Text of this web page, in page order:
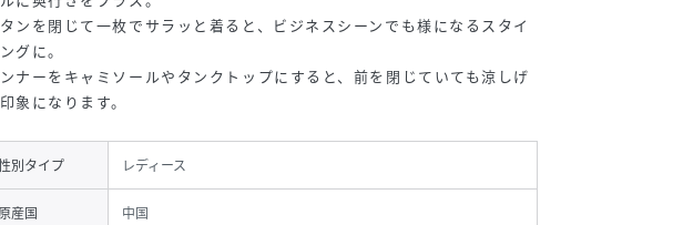
ンを閉じて一枚でサラッと着ると、ビジネスシーンでも様になるスタイ
グに。
ナーをキャミソールやタンクトップにすると、前を閉じていても涼しげ
象になります。
別タイプ レディース
産国 中国